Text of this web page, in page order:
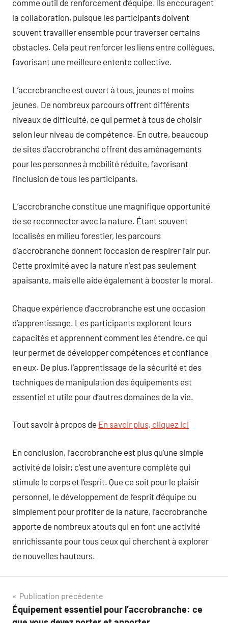
comme outil de renforcement d’équipe. Ils encouragent
la collaboration, puisque les participants doivent
souvent travailler ensemble pour traverser certains
obstacles. Cela peut renforcer les liens entre collègues,
favorisant une meilleure entente collective.
L’accrobranche est ouvert à tous, jeunes et moins
jeunes. De nombreux parcours offrent différents
niveaux de difficulté, ce qui permet à tous de choisir
selon leur niveau de compétence. En outre, beaucoup
de sites d’accrobranche offrent des aménagements
pour les personnes à mobilité réduite, favorisant
l’inclusion de tous les participants.
L’accrobranche constitue une magnifique opportunité
de se reconnecter avec la nature. Étant souvent
localisés en milieu forestier, les parcours
d’accrobranche donnent l’occasion de respirer l’air pur.
Cette proximité avec la nature n’est pas seulement
apaisante, mais elle aide également à booster le moral.
Chaque expérience d’accrobranche est une occasion
d’apprentissage. Les participants explorent leurs
capacités et apprennent comment les étendre, ce qui
leur permet de développer compétences et confiance
en eux. De plus, l’apprentissage de la sécurité et des
techniques de manipulation des équipements est
essentiel et utile pour d’autres domaines de la vie.
Tout savoir à propos de En savoir plus, cliquez ici
En conclusion, l’accrobranche est plus qu’une simple
activité de loisir; c’est une aventure complète qui
stimule le corps et l’esprit. Que ce soit pour le plaisir
personnel, le développement de l’esprit d’équipe ou
simplement pour profiter de la nature, l’accrobranche
apporte de nombreux atouts qui en font une activité
enrichissante pour tous ceux qui cherchent à explorer
de nouvelles hauteurs.
Navigation
de
Publication précédente
Équipement essentiel pour l’accrobranche: ce